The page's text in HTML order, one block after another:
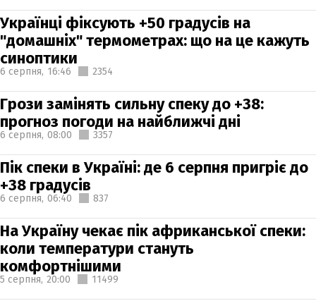
Українці фіксують +50 градусів на
"домашніх" термометрах: що на це кажуть
синоптики
6 серпня, 16:46 2354
Грози замінять сильну спеку до +38:
прогноз погоди на найближчі дні
6 серпня, 08:00 3357
Пік спеки в Україні: де 6 серпня пригріє до
+38 градусів
6 серпня, 06:40 837
На Україну чекає пік африканської спеки:
коли температури стануть
комфортнішими
5 серпня, 20:00 11499